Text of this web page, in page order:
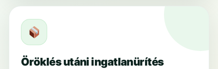
Öröklés utáni ingatlanürítés